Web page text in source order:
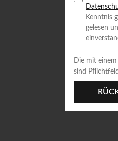
Kenntnis
gelesen
Die mit
sind